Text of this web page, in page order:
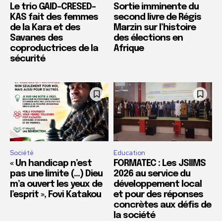
Le trio GAID-CRESED-
KAS fait des femmes
de la Kara et des
Savanes des
coproductrices de la
sécurité
Sortie imminente du
second livre de Régis
Marzin sur l’histoire
des élections en
Afrique
Société
« Un handicap n’est
pas une limite (…) Dieu
m’a ouvert les yeux de
l’esprit », Fovi Katakou
Education
FORMATEC : Les JSIIMS
2026 au service du
développement local
et pour des réponses
concrètes aux défis de
la société